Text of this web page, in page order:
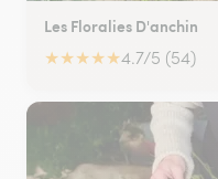
Les Floralies D'anchin
★★★★★4.7/5 (54)